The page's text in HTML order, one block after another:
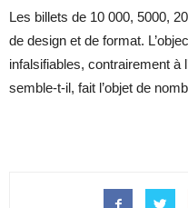
Les billets de 10 000, 5000,
de design et de format.
infalsifiables, contrairement à
semble-t-il, fait l’objet de